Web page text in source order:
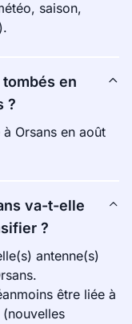
saison,
en
?
à Orsans en août
va-t-elle
?
antenne(s)
être liée à
(nouvelles